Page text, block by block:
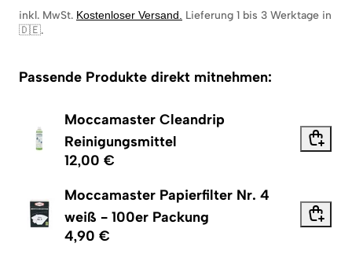
inkl. MwSt. Kostenloser Versand. Lieferung 1 bis 3 Werktage in
🇩🇪.
Passende Produkte direkt mitnehmen:
Moccamaster Cleandrip
Reinigungsmittel
12,00 €
Moccamaster Papierfilter Nr. 4
weiß - 100er Packung
4,90 €